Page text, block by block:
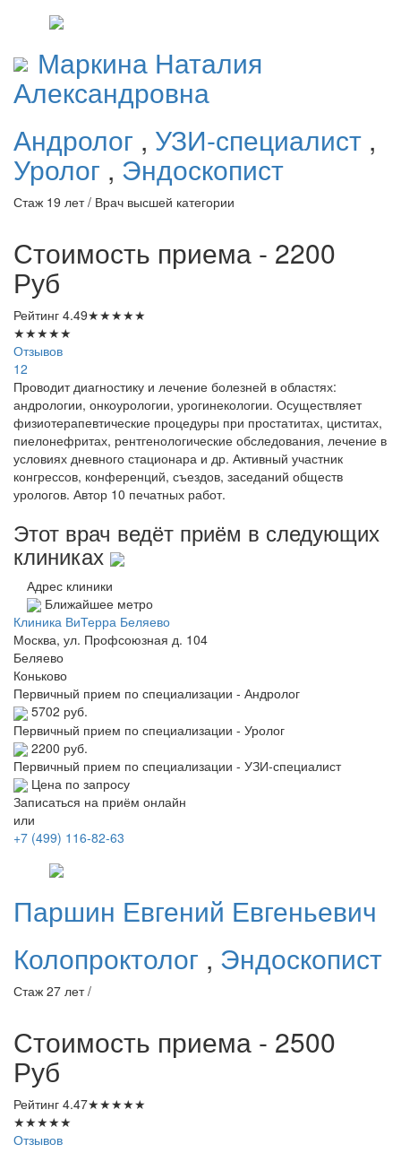
Маркина Наталия
Александровна
Андролог , УЗИ-специалист ,
Уролог , Эндоскопист
Стаж 19 лет / Врач высшей категории
Стоимость приема - 2200
Руб
Рейтинг 4.49★★★★★
★★★★★
Отзывов
12
Проводит диагностику и лечение болезней в областях:
андрологии, онкоурологии, урогинекологии. Осуществляет
физиотерапевтические процедуры при простатитах, циститах,
пиелонефритах, рентгенологические обследования, лечение в
условиях дневного стационара и др. Активный участник
конгрессов, конференций, съездов, заседаний обществ
урологов. Автор 10 печатных работ.
Этот врач ведёт приём в следующих
клиниках
Адрес клиники
Ближайшее метро
Клиника ВиТерра Беляево
Москва, ул. Профсоюзная д. 104
Беляево
Коньково
Первичный прием по специализации - Андролог
5702 руб.
Первичный прием по специализации - Уролог
2200 руб.
Первичный прием по специализации - УЗИ-специалист
Цена по запросу
Записаться на приём онлайн
или
+7 (499) 116-82-63
Паршин Евгений Евгеньевич
Колопроктолог , Эндоскопист
Стаж 27 лет /
Стоимость приема - 2500
Руб
Рейтинг 4.47★★★★★
★★★★★
Отзывов